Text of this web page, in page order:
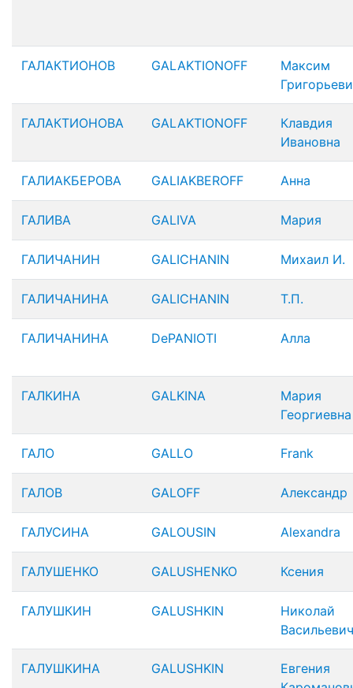
ГАЛАКТИОНОВ GALAKTIONOFF
Максим
ГАЛАКТИОНОВА GALAKTIONOFF
Клавдия
Ивановна
ГАЛИАКБЕРОВА GALIAKBEROFF Анна
ГАЛИВА GALIVA Мария
ГАЛИЧАНИН GALICHANIN Михаил И.
ГАЛИЧАНИНА GALICHANIN Т.П.
ГАЛИЧАНИНА DePANIOTI Алла
ГАЛКИНА GALKINA
Мария
Георгиевна
ГАЛО GALLO Frank
ГАЛОВ GALOFF Александр
ГАЛУСИНА GALOUSIN Alexandra
ГАЛУШЕНКО GALUSHENKO Ксения
ГАЛУШКИН GALUSHKIN
Николай
Васильевич
ГАЛУШКИНА GALUSHKIN
Евгения